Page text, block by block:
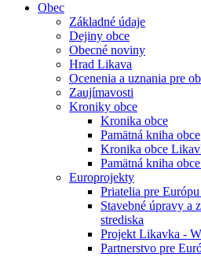
Obec
Základné údaje
Dejiny obce
Obecné noviny
Hrad Likava
Ocenenia a uznania pre
Zaujímavosti
Kroniky obce
Kronika obce
Pamätná kniha obce
Kronika obce
Pamätná kniha
Europrojekty
Priatelia pre
Stavebné úpravy a
strediska
Projekt Likavka -
Partnerstvo pre